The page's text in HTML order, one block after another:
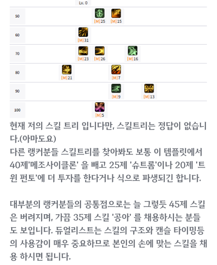
현재 저의 스킬 트리 입니다만, 스킬트리는 정답이 없습니
다.(아마도요)
다른 랭커분들 스킬트리를 찾아봐도 보통 이 템플릿에서
40제'메조사이클론' 을 빼고 25제 '슈트롬'이나 20제 '트
윈 펀토'에 더 투자를 한다거나 식으로 파생되긴 합니다.
대부분의 랭커분들의 공통점으로는 늘 그렇듯 45제 스킬
은 버려지며, 가끔 35제 스킬 '공아' 를 채용하시는 분들
도 보입니다. 듀얼리스트는 스킬의 구조와 캔슬 타이밍등
의 사용감이 매우 중요하므로 본인의 손에 맞는 스킬을 채
용 하시면 됩니다.